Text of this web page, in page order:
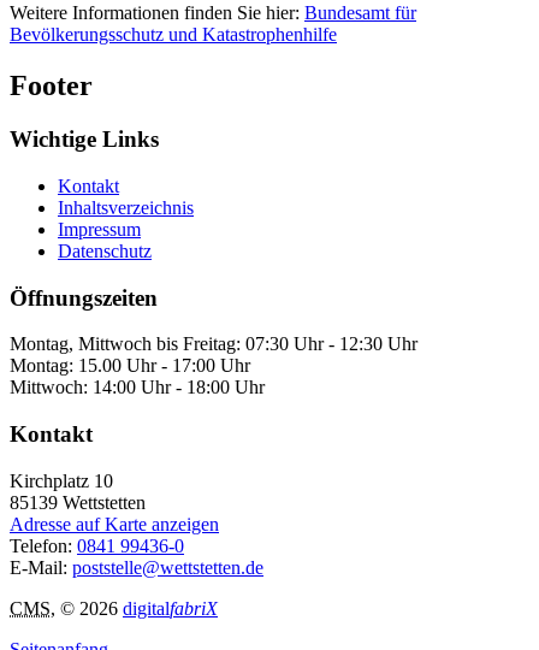
Weitere Informationen finden Sie hier: Bundesamt für
Bevölkerungsschutz und Katastrophenhilfe
Footer
Wichtige Links
Kontakt
Inhaltsverzeichnis
Impressum
Datenschutz
Öffnungszeiten
Montag, Mittwoch bis Freitag: 07:30 Uhr - 12:30 Uhr
Montag: 15.00 Uhr - 17:00 Uhr
Mittwoch: 14:00 Uhr - 18:00 Uhr
Kontakt
Kirchplatz 10
85139 Wettstetten
Adresse auf Karte anzeigen
Telefon: 0841 99436-0
E-Mail: poststelle@wettstetten.de
CMS, © 2026 digitalfabriX